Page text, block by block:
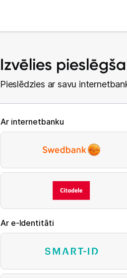
Izvēlies
Pieslēdzies ar savu
Ar internetbanku
Ar e-Identitāti